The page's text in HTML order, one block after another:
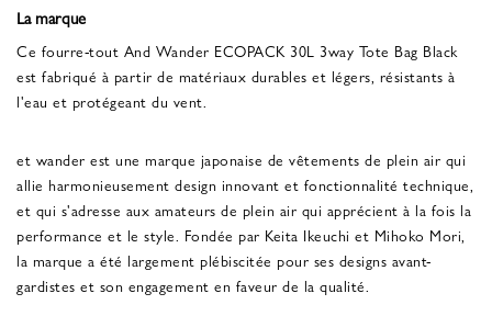
La marque
Ce fourre-tout And Wander ECOPACK 30L 3way Tote Bag Black
est fabriqué à partir de matériaux durables et légers, résistants à
l'eau et protégeant du vent.
et wander est une marque japonaise de vêtements de plein air qui
allie harmonieusement design innovant et fonctionnalité technique,
et qui s'adresse aux amateurs de plein air qui apprécient à la fois la
performance et le style. Fondée par Keita Ikeuchi et Mihoko Mori,
la marque a été largement plébiscitée pour ses designs avant-
gardistes et son engagement en faveur de la qualité.